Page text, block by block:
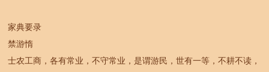
家典要录
禁游惰
士农工商，各有常业，不守常业，是谓游民，世有一等，不耕不读，